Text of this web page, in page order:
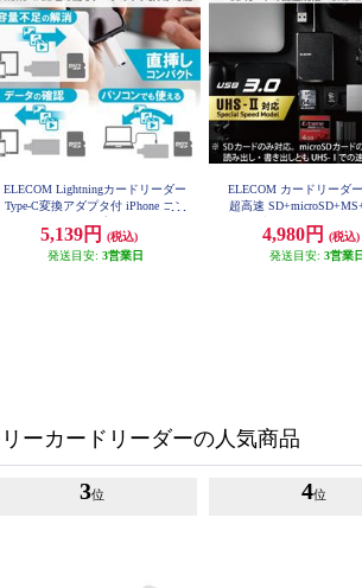
ELECOM Lightningカードリーダー
Type-C変換アダプタ付 iPhone コン
イト MR-LD102WH
5,139円
(税込)
発送目安: 3営業日
ELECOM カードリーダ
超高速
MR3-C402BK
4,980円
(税込)
発送目安: 3営業日
ーカードリーダーの人気商品
3位 4位